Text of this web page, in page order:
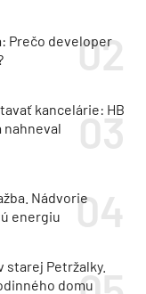
Prečo developer
kancelárie: HB
nahneval
Nádvorie
energiu
starej Petržalky.
domu